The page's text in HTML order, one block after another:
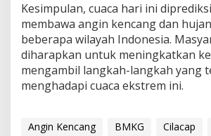
Kesimpulan, cuaca hari ini
membawa angin kencang dan
beberapa wilayah Indonesia.
diharapkan untuk meningkatkan
mengambil langkah-langkah yang
menghadapi cuaca ekstrem ini.
Angin Kencang BMKG Cilacap